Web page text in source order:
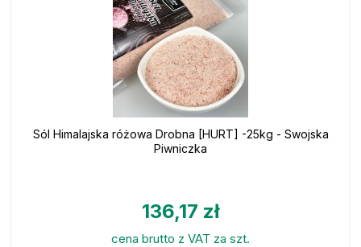
Sól Himalajska różowa Drobna [HURT] -25kg - Swojska
Piwniczka
136,17 zł
cena brutto z VAT za szt.